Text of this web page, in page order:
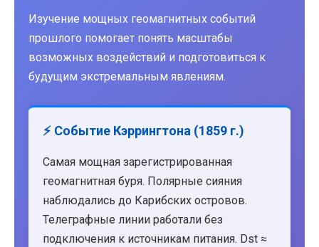
Изучение мощных геомагнитных событий
прошлого помогает понять масштабы
возможных воздействий и подготовиться к
будущим экстремальным явлениям.
⚡ Событие Кэррингтона (1859 г.)
Самая мощная зарегистрированная
геомагнитная буря. Полярные сияния
наблюдались до Карибских островов.
Телеграфные линии работали без
подключения к источникам питания. Dst ≈